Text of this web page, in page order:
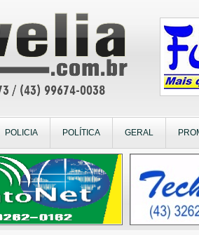
POLICIA POLÍTICA GERAL